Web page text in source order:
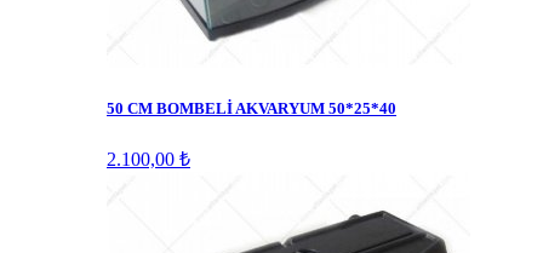
50 CM BOMBELİ AKVARYUM 50*25*40
2.100,00 ₺